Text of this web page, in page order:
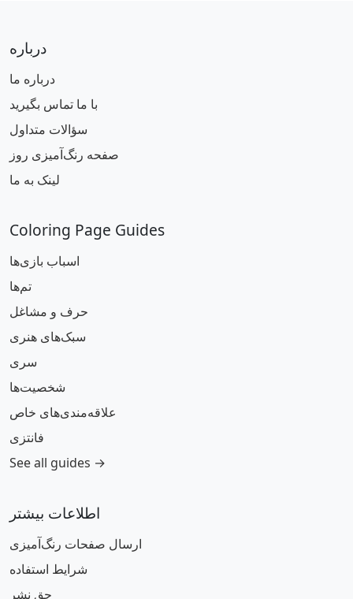
درباره
درباره ما
با ما تماس بگیرید
سؤالات متداول
صفحه رنگ‌آمیزی روز
لینک به ما
Coloring Page Guides
اسباب بازی‌ها
تم‌ها
حرف و مشاغل
سبک‌های هنری
سری
شخصیت‌ها
علاقه‌مندی‌های خاص
فانتزی
See all guides →
اطلاعات بیشتر
ارسال صفحات رنگ‌آمیزی
شرایط استفاده
حق نشر